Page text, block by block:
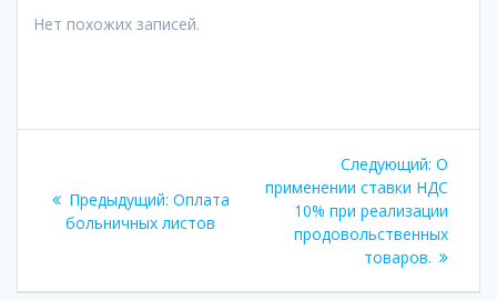
Нет похожих записей.
по
записям
Предыдущий: Предыдущая
запись:
Оплата
больничных листов
Следующий:
запись:
О
применении ставки НДС
10% при реализации
продовольственных
товаров.